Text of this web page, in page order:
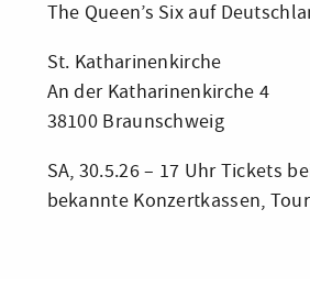
The Queen’s Six auf
St. Katharinenkirche
An der Katharinenkirche 4
38100 Braunschweig
SA, 30.5.26 – 17 Uhr Tickets
bekannte Konzertkassen,